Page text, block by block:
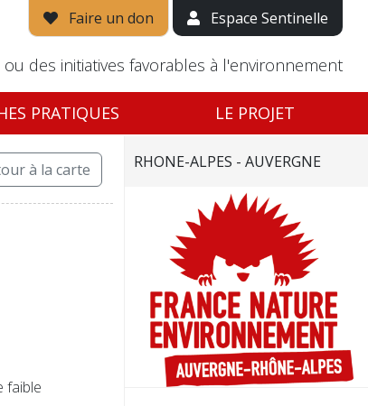
Faire un don Espace Sentinelle
des initiatives favorables à l'environnement
PRATIQUES LE PROJET
à la carte
faible
RHONE-ALPES - AUVERGNE